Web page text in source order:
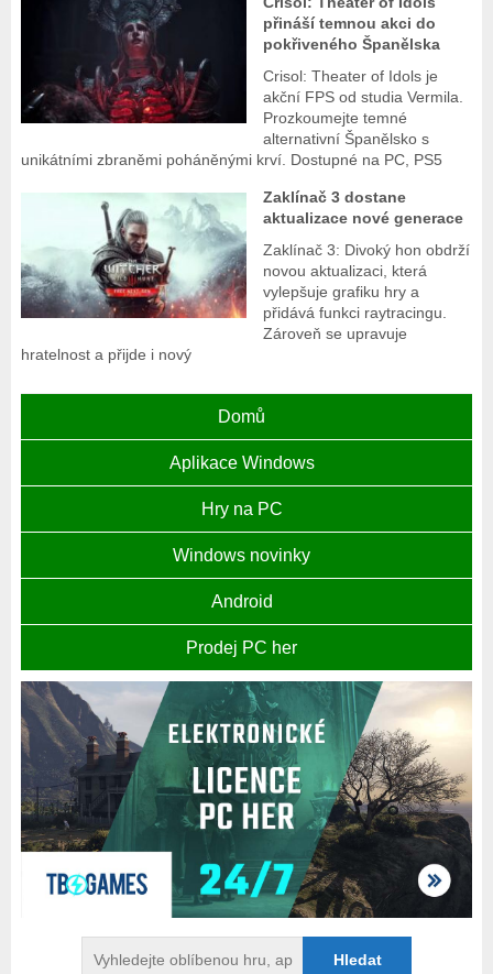
přináší temnou akci do
pokřiveného Španělska
Crisol: Theater of Idols je
akční FPS od studia Vermila.
Prozkoumejte temné
alternativní Španělsko s
unikátními zbraněmi poháněnými krví. Dostupné na PC, PS5
Zaklínač 3 dostane
aktualizace nové generace
Zaklínač 3: Divoký hon obdrží
novou aktualizaci, která
vylepšuje grafiku hry a
přidává funkci raytracingu.
Zároveň se upravuje
hratelnost a přijde i nový
Domů
Aplikace Windows
Hry na PC
Windows novinky
Android
Prodej PC her